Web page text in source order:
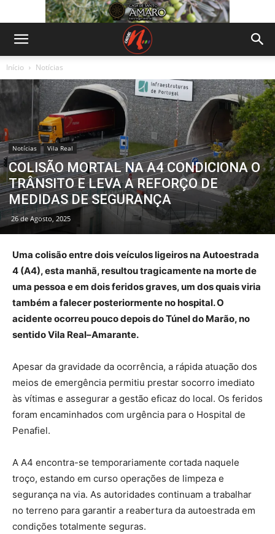
Início Notícias
Notícias Vila Real
COLISÃO MORTAL NA A4 CONDICIONA O
TRÂNSITO E LEVA A REFORÇO DE
MEDIDAS DE SEGURANÇA
26 de Agosto, 2025
Uma colisão entre dois veículos ligeiros na Autoestrada
4 (A4), esta manhã, resultou tragicamente na morte de
uma pessoa e em dois feridos graves, um dos quais viria
também a falecer posteriormente no hospital. O
acidente ocorreu pouco depois do Túnel do Marão, no
sentido Vila Real–Amarante.
Apesar da gravidade da ocorrência, a rápida atuação dos
meios de emergência permitiu prestar socorro imediato
às vítimas e assegurar a gestão eficaz do local. Os feridos
foram encaminhados com urgência para o Hospital de
Penafiel.
A A4 encontra-se temporariamente cortada naquele
troço, estando em curso operações de limpeza e
segurança na via. As autoridades continuam a trabalhar
no terreno para garantir a reabertura da autoestrada em
condições totalmente seguras.